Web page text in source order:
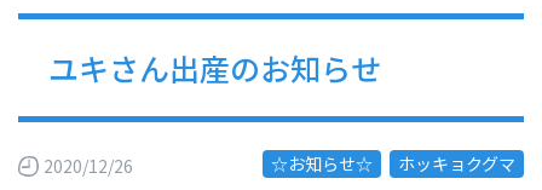
ユキさん出産のお知らせ
2020/12/26 ☆お知らせ☆ ホッキョクグマ